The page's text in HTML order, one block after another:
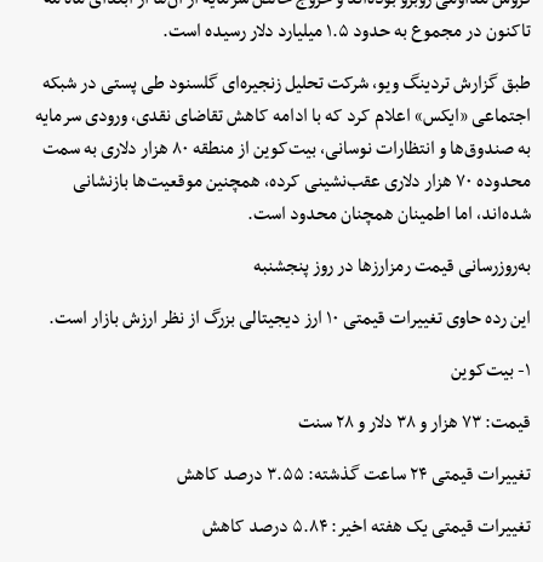
تاکنون در مجموع به حدود ۱.۵ میلیارد دلار رسیده است.
طبق گزارش تردینگ ویو، شرکت تحلیل زنجیره‌ای گلسنود طی پستی در شبکه
اجتماعی «ایکس» اعلام کرد که با ادامه کاهش تقاضای نقدی، ورودی سرمایه
به صندوق‌ها و انتظارات نوسانی، بیت‌کوین از منطقه ۸۰ هزار دلاری به سمت
محدوده ۷۰ هزار دلاری عقب‌نشینی کرده، همچنین موقعیت‌ها بازنشانی
شده‌اند، اما اطمینان همچنان محدود است.
به‌روزرسانی قیمت رمزارزها در روز پنجشنبه
این رده حاوی تغییرات قیمتی ۱۰ ارز دیجیتالی بزرگ از نظر ارزش بازار است.
۱- بیت‌کوین
قیمت: ۷۳ هزار و ۳۸ دلار و ۲۸ سنت
تغییرات قیمتی ۲۴ ساعت گذشته: ۳.۵۵ درصد کاهش
تغییرات قیمتی یک هفته اخیر: ۵.۸۴ درصد کاهش